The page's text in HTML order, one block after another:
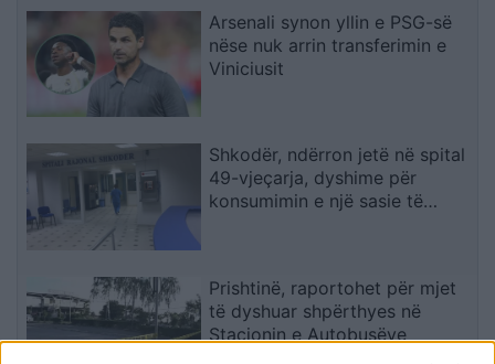
Arsenali synon yllin e PSG-së
nëse nuk arrin transferimin e
Viniciusit
Shkodër, ndërron jetë në spital
49-vjeçarja, dyshime për
konsumimin e një sasie të
Prishtinë, raportohet për mjet
të dyshuar shpërthyes në
Stacionin e Autobusëve